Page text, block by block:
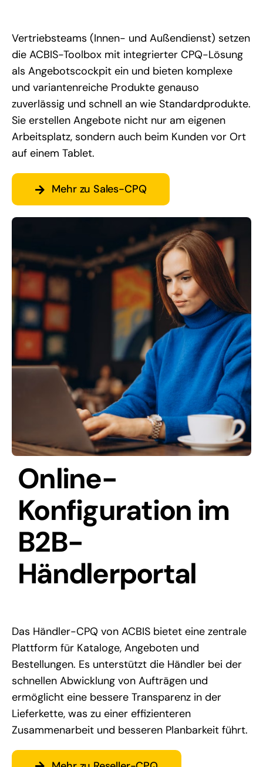
Vertriebsteams (Innen- und Außendienst) setzen
die ACBIS-Toolbox mit integrierter CPQ-Lösung
als Angebotscockpit ein und bieten komplexe
und variantenreiche Produkte genauso
zuverlässig und schnell an wie Standardprodukte.
Sie erstellen Angebote nicht nur am eigenen
Arbeitsplatz, sondern auch beim Kunden vor Ort
auf einem Tablet.
Mehr zu Sales-CPQ
Online-
Konfiguration im
B2B-
Händlerportal
Das Händler-CPQ von ACBIS bietet eine zentrale
Plattform für Kataloge, Angeboten und
Bestellungen. Es unterstützt die Händler bei der
schnellen Abwicklung von Aufträgen und
ermöglicht eine bessere Transparenz in der
Lieferkette, was zu einer effizienteren
Zusammenarbeit und besseren Planbarkeit führt.